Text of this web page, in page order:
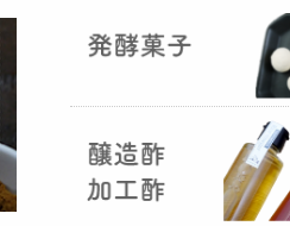
』が完成しました！
の旨みと、白麹から生
然のクエン酸（酸味）
を創出してくれること
作りや米麹や大麦麹と
ての味噌作りなど、次
ージに・・・